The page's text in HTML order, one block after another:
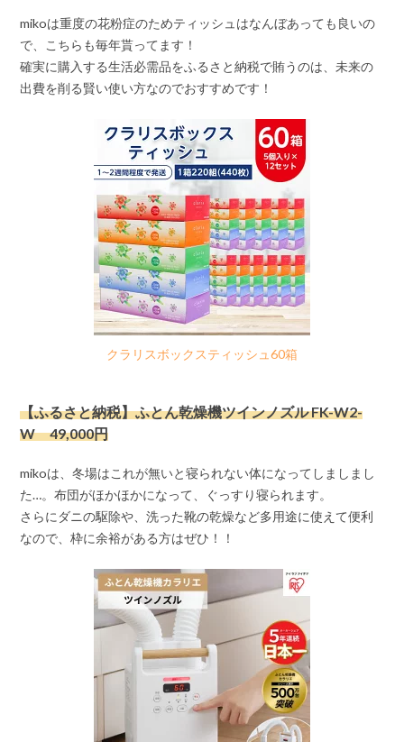
mikoは重度の花粉症のためティッシュはなんぼあっても良いの
で、こちらも毎年貰ってます！
確実に購入する生活必需品をふるさと納税で賄うのは、未来の
出費を削る賢い使い方なのでおすすめです！
クラリスボックスティッシュ60箱
【ふるさと納税】ふとん乾燥機ツインノズル FK-W2-
W 49,000円
mikoは、冬場はこれが無いと寝られない体になってしましまし
た…。布団がほかほかになって、ぐっすり寝られます。
さらにダニの駆除や、洗った靴の乾燥など多用途に使えて便利
なので、枠に余裕がある方はぜひ！！